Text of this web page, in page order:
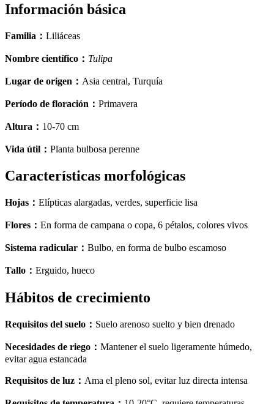
Información básica
Familia ： Liliáceas
Nombre científico ： Tulipa
Lugar de origen ： Asia central, Turquía
Período de floración ： Primavera
Altura ： 10-70 cm
Vida útil ： Planta bulbosa perenne
Características morfológicas
Hojas ： Elípticas alargadas, verdes, superficie lisa
Flores ： En forma de campana o copa, 6 pétalos, colores vivos
Sistema radicular ： Bulbo, en forma de bulbo escamoso
Tallo ： Erguido, hueco
Hábitos de crecimiento
Requisitos del suelo ： Suelo arenoso suelto y bien drenado
Necesidades de riego ： Mantener el suelo ligeramente húmedo,
evitar agua estancada
Requisitos de luz ： Ama el pleno sol, evitar luz directa intensa